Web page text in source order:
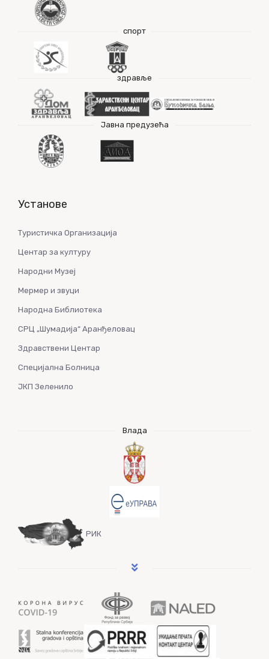
спорт
здравље
Јавна предузећа
Установе
Туристичка Организација
Центар за културу
Народни Музеј
Мермер и звуци
Народна Библиотека
СРЦ „Шумадија“ Аранђеловац
Здравствени Центар
Специјална Болница
ЈКП Зеленило
Влада
РИК